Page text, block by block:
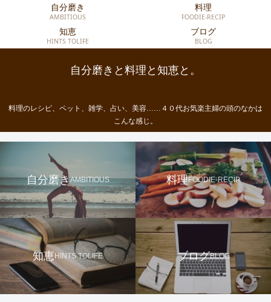
自分磨きと料理と知恵と。
料理のレシピ、ペット、雑学、占い、美容……４０代お気楽主婦の頭のなかは
こんな感じ。
自分磨き
AMBITIOUS
料理
FOODIE-RECIP
知恵
HINTS TOLIFE
ブログ
BLOG
自分磨きAMBITIOUS 料理FOODIE-RECIP
知恵HINTS TOLIFE ブログBLOG